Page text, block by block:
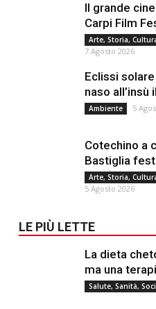
Il grande
Carpi Film
Arte, Storia,
7 Agosto 2026
Eclissi
naso all’insù
Ambiente 5
Cotechino a
Bastiglia
Arte, Storia,
5 Agosto 2026
LE PIÙ LETTE
La dieta
ma una
Salute, Sanità,